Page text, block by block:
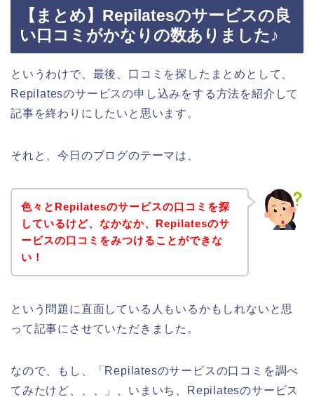
【まとめ】Repilatesのサービスの良
い口コミがかなりの数ありました♪
というわけで、最後、口コミを探したまとめとして、
Repilatesのサービスの申し込みをする方法を紹介して
記事を終わりにしたいと思います。
それと、今日のブログのテーマは、
色々とRepilatesのサービスの口コミを探
しているけど、なかなか、Repilatesのサ
ービスの口コミをみつけることができな
い！
という問題に直面している人もいるかもしれないと思
って記事にさせていただきました。
なので、もし、「Repilatesのサービスの口コミを調べ
てみたけど、、、」、いまいち、Repilatesのサービス